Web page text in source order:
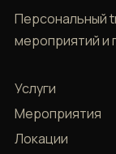
Персональный
мероприятий и
Услуги
Мероприятия
Локации